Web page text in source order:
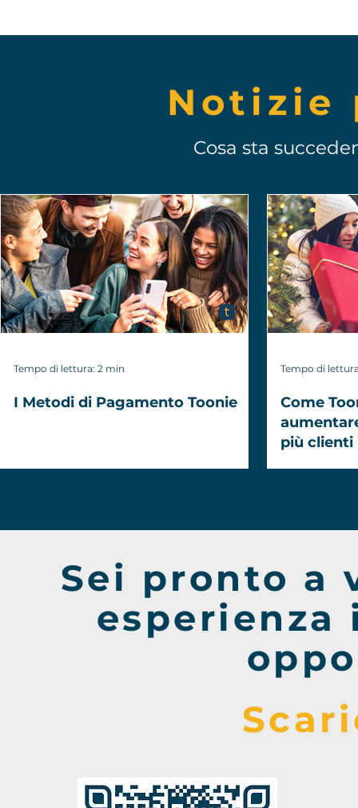
Notizie
Cosa sta
I Metodi di Pagamento Toonie
Tempo di lettura: 2 min
Come
più clienti
Tempo di
S ei pronto a
esperienza